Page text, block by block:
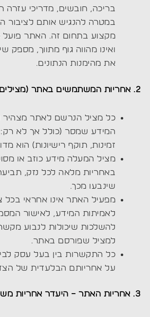
בריכה, חובשים, מדריכי עזרה
במטרה להנגיש אותם לציבור
מקצוע בתחום זה. האתר פועל
ואינו מהווה גוף מתווך, מספק
את מהימנות הנתונים.
2. אחריות המשתמשים באתר (מצילים ובעלי עסקים)
כל מציל הנרשם לאתר מצהיר
המידע שמסר (כולל אך לא רק:
זמינות, תוקף רישיונות) הוא
מציל המעלה מידע כוזב או
באחריות מלאה לכל נזק,
שינבעו מכך.
מפעיל האתר אינו אחראי בכל
לאמיתות המידע, לאישור
להשלכות שיכולות לנבוע
למציל שפורסם באתר.
כל התקשרות בין בעל עסק
על אחריותם הבלעדית של
3. אחריות האתר – היעדר אחריות משפטית